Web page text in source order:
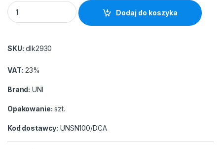
Długopis UNI SN-100 czarny quantity
Dodaj do koszyka
SKU: dlk2930
VAT: 23%
Brand: UNI
Opakowanie: szt.
Kod dostawcy: UNSN100/DCA